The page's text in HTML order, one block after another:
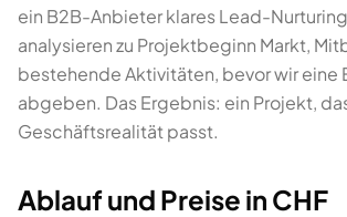
ein B2B-Anbieter klares Lead-
analysieren zu Projektbeginn Markt,
bestehende Aktivitäten, bevor wir eine
abgeben. Das Ergebnis: ein Projekt,
Geschäftsrealität passt.
Ablauf und Preise in CHF